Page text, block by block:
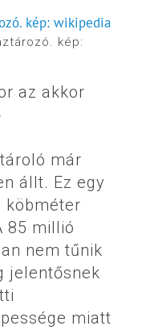
kép:
az akkor
már
állt. Ez egy
köbméter
85 millió
nem tűnik
jelentősnek
miatt